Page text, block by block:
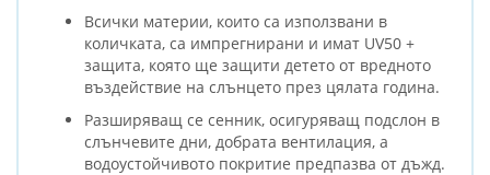
Всички материи, които са използвани в
количката, са импрегнирани и имат UV50 +
защита, която ще защити детето от вредното
въздействие на слънцето през цялата година.
Разширяващ се сенник, осигуряващ подслон в
слънчевите дни, добрата вентилация, а
водоустойчивото покритие предпазва от дъжд.